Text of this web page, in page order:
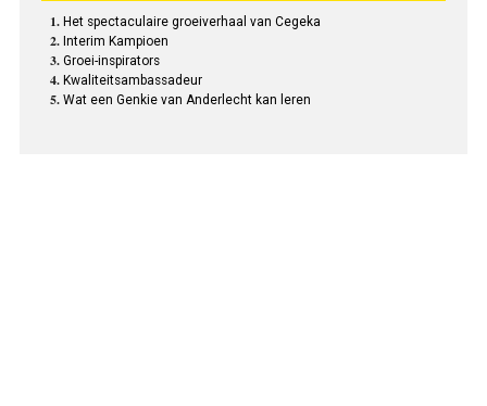
Het spectaculaire groeiverhaal van Cegeka
Interim Kampioen
Groei-inspirators
Kwaliteitsambassadeur
Wat een Genkie van Anderlecht kan leren